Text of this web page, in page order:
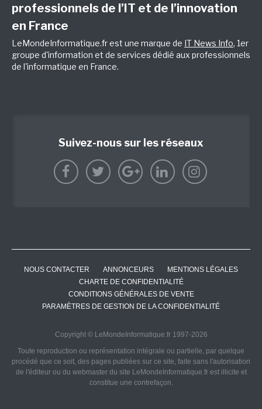
professionnels de l’IT et de l’innovation
en France
LeMondeInformatique.fr est une marque de IT News Info, 1er
groupe d'information et de services dédié aux professionnels
de l'informatique en France.
Suivez-nous sur les réseaux
NOUS CONTACTER ANNONCEURS
MENTIONS LÉGALES
CHARTE DE CONFIDENTIALITÉ
CONDITIONS GÉNÉRALES DE VENTE
PARAMÈTRES DE GESTION DE LA CONFIDENTIALITÉ
Copyright © LeMondeInformatique.fr 1997-2026
Toute reproduction ou représentation intégrale ou partielle, par quelque
procédé que ce soit, des pages publiées sur ce site, faite sans l'autorisation
de l'éditeur ou du webmaster du site LeMondeInformatique.fr est illicite et
constitue une contrefaçon.